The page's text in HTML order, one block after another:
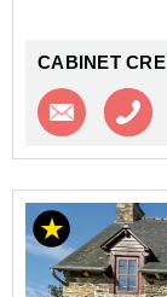
CABINET